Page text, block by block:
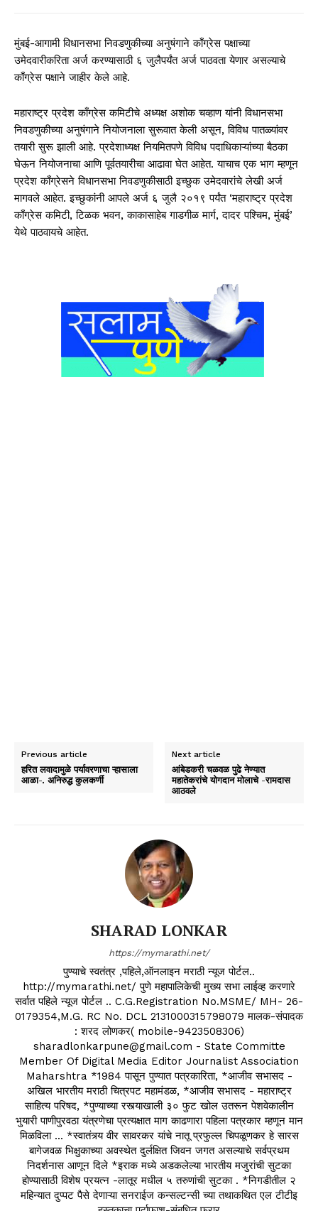
मुंबई-आगामी विधानसभा निवडणुकीच्या अनुषंगाने काँग्रेस पक्षाच्या
उमेदवारीकरिता अर्ज करण्यासाठी ६ जुलैपर्यंत अर्ज पाठवता येणार असल्याचे
काँग्रेस पक्षाने जाहीर केले आहे.
महाराष्ट्र प्रदेश काँग्रेस कमिटीचे अध्यक्ष अशोक चव्हाण यांनी विधानसभा
निवडणुकीच्या अनुषंगाने नियोजनाला सुरूवात केली असून, विविध पातळ्यांवर
तयारी सुरू झाली आहे. प्रदेशाध्यक्ष नियमितपणे विविध पदाधिकाऱ्यांच्या बैठका
घेऊन नियोजनाचा आणि पूर्वतयारीचा आढावा घेत आहेत. याचाच एक भाग म्हणून
प्रदेश काँग्रेसने विधानसभा निवडणुकीसाठी इच्छुक उमेदवारांचे लेखी अर्ज
मागवले आहेत. इच्छुकांनी आपले अर्ज ६ जुलै २०१९ पर्यंत ‘महाराष्ट्र प्रदेश
काँग्रेस कमिटी, टिळक भवन, काकासाहेब गाडगीळ मार्ग, दादर पश्चिम, मुंबई’
येथे पाठवायचे आहेत.
Previous article
हरित लवादामुळे पर्यावरणाचा ऱ्हासाला
आळा-. अनिरुद्ध कुलकर्णी
Next article
आंबेडकरी चळवळ पुढे नेण्यात
महातेकरांचे योगदान मोलाचे -रामदास
आठवले
SHARAD LONKAR
https://mymarathi.net/
पुण्याचे स्वतंत्र ,पहिले,ऑनलाइन मराठी न्यूज पोर्टल..
http://mymarathi.net/ पुणे महापालिकेची मुख्य सभा लाईव्ह करणारे
सर्वात पहिले न्यूज पोर्टल .. C.G.Registration No.MSME/ MH- 26-
0179354,M.G. RC No. DCL 2131000315798079 मालक-संपादक
: शरद लोणकर( mobile-9423508306)
sharadlonkarpune@gmail.com - State Committe
Member Of Digital Media Editor Journalist Association
Maharshtra *1984 पासून पुण्यात पत्रकारिता, *आजीव सभासद -
अखिल भारतीय मराठी चित्रपट महामंडळ, *आजीव सभासद - महाराष्ट्र
साहित्य परिषद, *पुण्याच्या रस्त्याखाली ३० फुट खोल उतरून पेशवेकालीन
भुयारी पाणीपुरवठा यंत्रणेचा प्रत्यक्षात माग काढणारा पहिला पत्रकार म्हणून मान
मिळविला ... *स्वातंत्र्य वीर सावरकर यांचे नातू प्रफुल्ल चिपळूणकर हे सारस
बागेजवळ भिक्षुकाच्या अवस्थेत दुर्लक्षित जिवन जगत असल्याचे सर्वप्रथम
निदर्शनास आणून दिले *इराक मध्ये अडकलेल्या भारतीय मजुरांची सुटका
होण्यासाठी विशेष प्रयत्न -लातूर मधील ५ तरुणांची सुटका . *निगडीतील २
महिन्यात दुप्पट पैसे देणाऱ्या सनराईज कन्सल्टन्सी च्या तथाकथित एल टीटीइ